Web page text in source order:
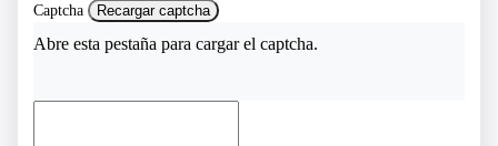
Captcha Recargar captcha
Abre esta pestaña para cargar el captcha.